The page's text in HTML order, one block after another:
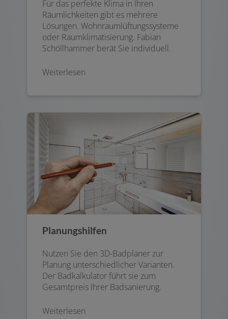
Für das perfekte Klima in Ihren
Räumlichkeiten gibt es mehrere
Lösungen. Wohnraumlüftungssysteme
oder Raumklimatisierung. Fabian
Schöllhammer berät Sie individuell.
Weiterlesen
Planungshilfen
Nutzen Sie den 3D-Badplaner zur
Planung unterschiedlicher Varianten.
Der Badkalkulator führt sie zum
Gesamtpreis Ihrer Badsanierung.
Weiterlesen